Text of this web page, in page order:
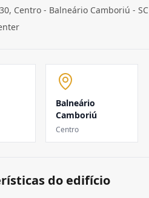
Centro - Balneário Camboriú - SC
Balneário
Camboriú
Centro
do edifício